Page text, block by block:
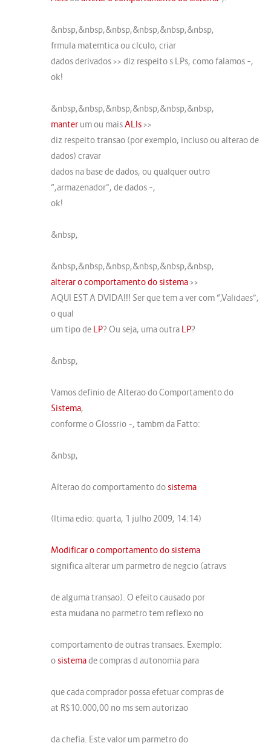
&nbsp,&nbsp,&nbsp,&nbsp,&nbsp,&nbsp,
frmula matemtica ou clculo, criar
dados derivados >> diz respeito s LPs, como falamos –,
ok!
&nbsp,&nbsp,&nbsp,&nbsp,&nbsp,&nbsp,
manter um ou maisALIs>>
diz respeito transao (por exemplo, incluso ou alterao de
dados) cravar
dados na base de dados, ou qualquer outro
“,armazenador”, de dados –,
ok!
&nbsp,
&nbsp,&nbsp,&nbsp,&nbsp,&nbsp,&nbsp,
alterar o comportamento do sistema>>
AQUI EST A DVIDA!!! Ser que tem a ver com “,Validaes”,
o qual
um tipo de LP? Ou seja, uma outra LP?
&nbsp,
Vamos definio de Alterao do Comportamento do
Sistema,
conforme o Glossrio –, tambm da Fatto:
&nbsp,
Alterao do comportamento dosistema
(ltima edio: quarta, 1 julho 2009, 14:14)
Modificar o comportamento do sistema
significa alterar um parmetro de negcio (atravs
de alguma transao). O efeito causado por
esta mudana no parmetro tem reflexo no
comportamento de outras transaes. Exemplo:
osistemade compras d autonomia para
que cada comprador possa efetuar compras de
at R$10.000,00 no ms sem autorizao
da chefia. Este valor um parmetro do